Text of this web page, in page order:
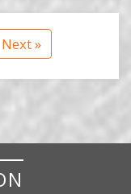
Next »